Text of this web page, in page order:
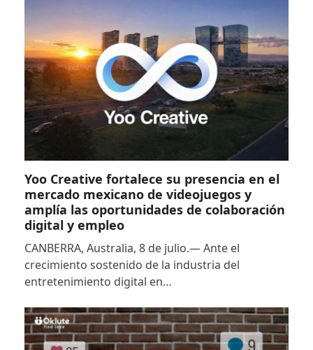
Yoo Creative fortalece su presencia en el
mercado mexicano de videojuegos y
amplía las oportunidades de colaboración
digital y empleo
CANBERRA, Australia, 8 de julio.— Ante el
crecimiento sostenido de la industria del
entretenimiento digital en…